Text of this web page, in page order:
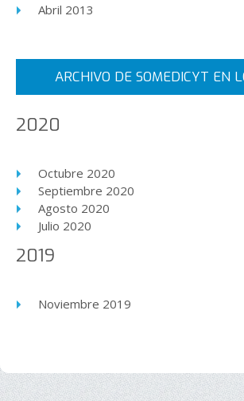
Abril 2013
ARCHIVO DE SOMEDICYT EN
2020
Octubre 2020
Septiembre 2020
Agosto 2020
Julio 2020
2019
Noviembre 2019